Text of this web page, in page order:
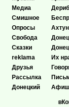
Медиа
Смишное
Опросы
Свобода
Сказки
reklama
Друзья
Рассылка
Донецкий
Их